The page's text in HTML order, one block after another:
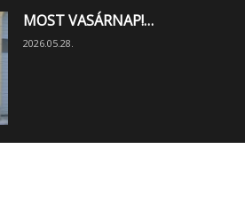
MOST VASÁRNAP!…
2026.05.28.